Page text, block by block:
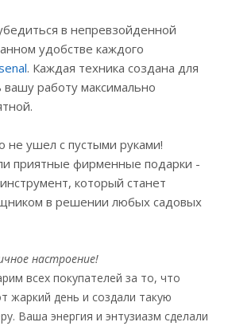
в непревзойденной
удобстве каждого
. Каждая техника создана для
вашу работу максимально
не ушел с пустыми руками!
приятные фирменные подарки -
который станет
в решении любых садовых
настроение!
всех покупателей за то, что
жаркий день и создали такую
Ваша энергия и энтузиазм сделали